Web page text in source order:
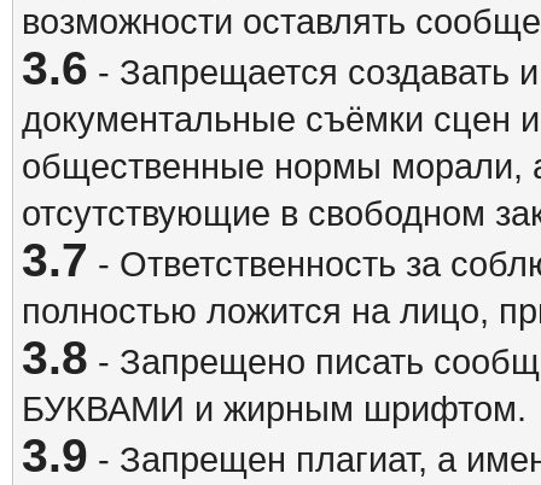
возможности оставлять
3.6 - Запрещается создавать
документальные съёмки сцен
общественные нормы морали,
отсутствующие в свободном
3.7 - Ответственность за
полностью ложится на лицо,
3.8 - Запрещено писать
БУКВАМИ и жирным шрифтом.
3.9 - Запрещен плагиат, а